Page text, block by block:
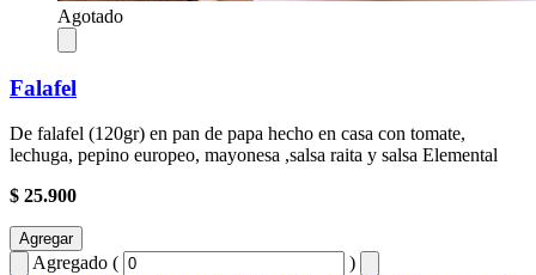
Agotado
Falafel
De falafel (120gr) en pan de papa hecho en casa con tomate,
lechuga, pepino europeo, mayonesa ,salsa raita y salsa Elemental
$ 25.900
Agregar
Agregado (
)